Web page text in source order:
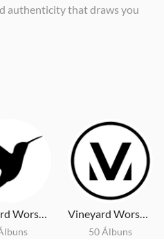
authenticity that draws you
Vineyard Worship UK & Ireland Vineyard Worship
50 Álbuns